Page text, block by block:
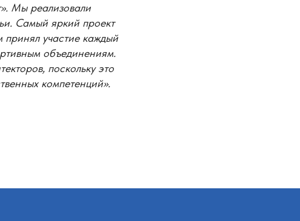
Мы реализовали
Самый яркий проект
принял участие каждый
объединениям.
поскольку это
компетенций».